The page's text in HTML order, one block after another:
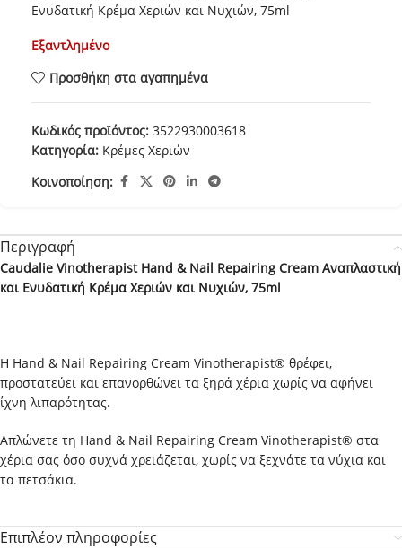
Ενυδατική Κρέμα Χεριών και Νυχιών, 75ml
Εξαντλημένο
Προσθήκη στα αγαπημένα
Κωδικός προϊόντος: 3522930003618
Κατηγορία: Κρέμες Χεριών
Κοινοποίηση:
Περιγραφή
Caudalie Vinotherapist Hand & Nail Repairing Cream Αναπλαστική
και Ενυδατική Κρέμα Χεριών και Νυχιών, 75ml
Η Hand & Nail Repairing Cream Vinotherapist® θρέφει,
προστατεύει και επανορθώνει τα ξηρά χέρια χωρίς να αφήνει
ίχνη λιπαρότητας.
Απλώνετε τη Hand & Nail Repairing Cream Vinotherapist® στα
χέρια σας όσο συχνά χρειάζεται, χωρίς να ξεχνάτε τα νύχια και
τα πετσάκια.
Επιπλέον πληροφορίες